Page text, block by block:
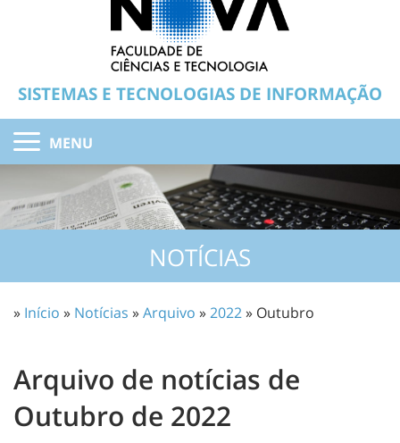
SISTEMAS E TECNOLOGIAS DE INFORMAÇÃO
MENU
NOTÍCIAS
» Início » Notícias »Arquivo »2022» Outubro
Arquivo de notícias de
Outubro de 2022